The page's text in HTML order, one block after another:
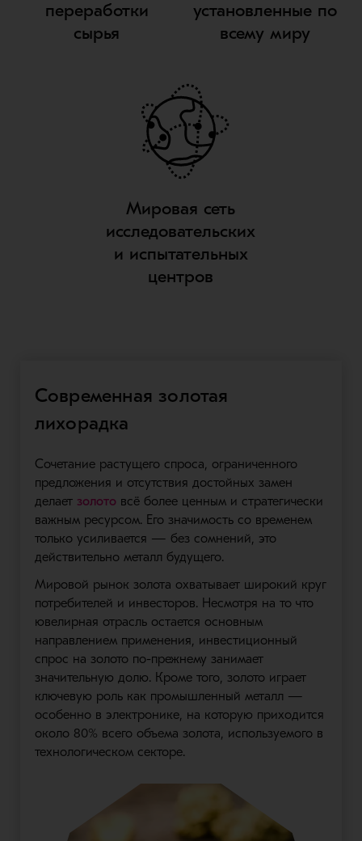
переработки
сырья
установленные по
всему миру
Мировая сеть
исследовательских
и испытательных
центров
Современная золотая
лихорадка
Сочетание растущего спроса, ограниченного
предложения и отсутствия достойных замен
делает золото всё более ценным и стратегически
важным ресурсом. Его значимость со временем
только усиливается — без сомнений, это
действительно металл будущего.
Мировой рынок золота охватывает широкий круг
потребителей и инвесторов. Несмотря на то что
ювелирная отрасль остается основным
направлением применения, инвестиционный
спрос на золото по-прежнему занимает
значительную долю. Кроме того, золото играет
ключевую роль как промышленный металл —
особенно в электронике, на которую приходится
около 80% всего объема золота, используемого в
технологическом секторе.